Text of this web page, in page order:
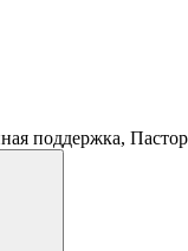
поддержка,